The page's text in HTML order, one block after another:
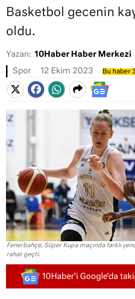
Basketbol gecenin
oldu.
Yazan: 10Haber Haber Merkezi
Spor 12 Ekim 2023 Bu haber
Fenerbahçe, Süper Kupa maçında farklı
rahat geçti.
10Haber'i Google'da